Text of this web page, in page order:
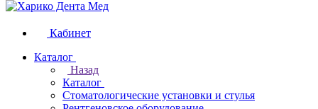
Кабинет
Каталог
Назад
Каталог
Стоматологические установки и стулья